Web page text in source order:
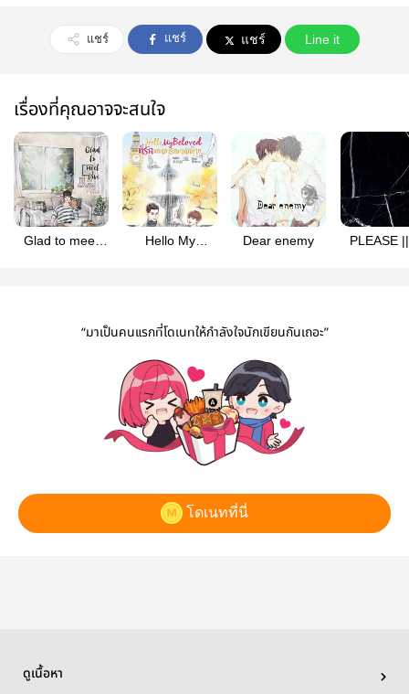
แชร์ แชร์ แชร์ Line it
เรื่องที่คุณอาจจะสนใจ
Glad to meet
Hello My
Dear enemy
PLEASE
“มาเป็นคนแรกที่โดเนทให้กำลังใจนักเขียนกันเถอะ”
โดเนทที่นี่
ดูเนื้อหา